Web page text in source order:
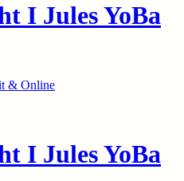
I Jules YoBa
& Online
I Jules YoBa